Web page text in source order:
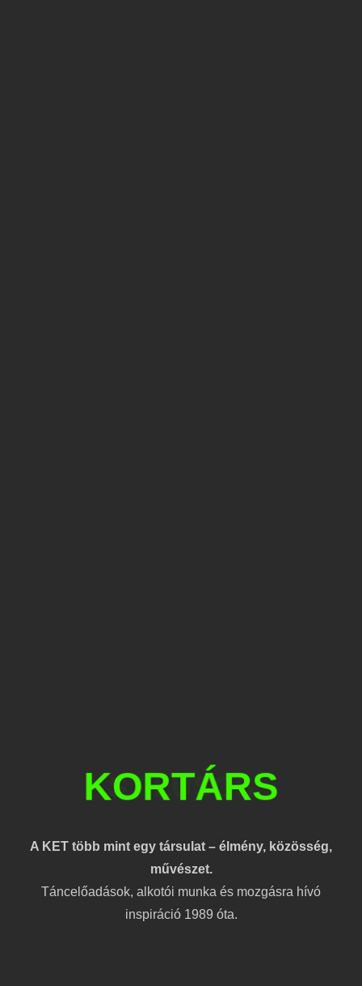
KORTÁRS
A KET több mint egy társulat – élmény, közösség,
művészet.
Táncelőadások, alkotói munka és mozgásra hívó
inspiráció 1989 óta.